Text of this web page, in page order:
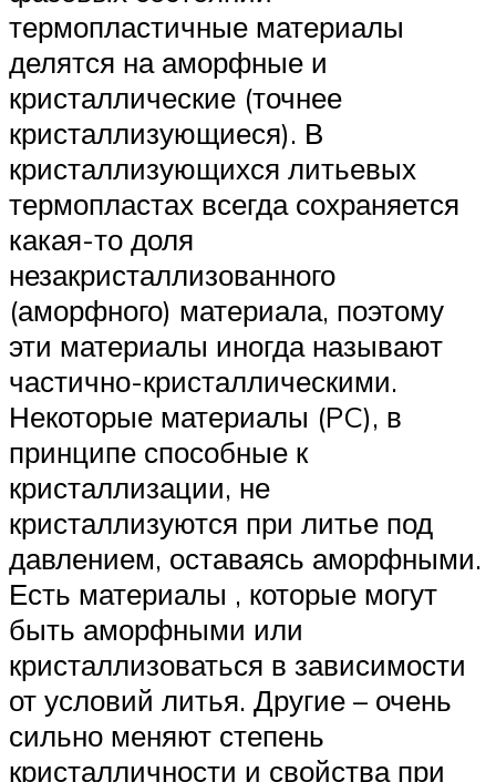
термопластичные материалы
делятся на аморфные и
кристаллические (точнее
кристаллизующиеся). В
кристаллизующихся литьевых
термопластах всегда сохраняется
какая-то доля
незакристаллизованного
(аморфного) материала, поэтому
эти материалы иногда называют
частично-кристаллическими.
Некоторые материалы (PC), в
принципе способные к
кристаллизации, не
кристаллизуются при литье под
давлением, оставаясь аморфными.
Есть материалы , которые могут
быть аморфными или
кристаллизоваться в зависимости
от условий литья. Другие – очень
сильно меняют степень
кристалличности и свойства при